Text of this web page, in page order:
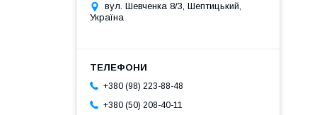
вул. Шевченка 8/3, Шептицький,
Україна
+380 (98) 223-88-48
+380 (50) 208-40-11